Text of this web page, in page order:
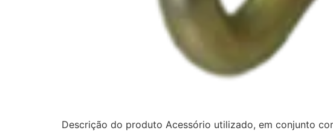
Descrição do produto Acessório utilizado, em conjunto